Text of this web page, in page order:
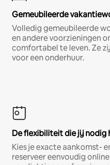
Gemeubileerde
Volledig gemeubileerde
en andere voorzieningen
comfortabel te leven. Ze
voor een onderhuur.
De flexibiliteit die jij nodig
Kies je exacte aankomst-
reserveer eenvoudig